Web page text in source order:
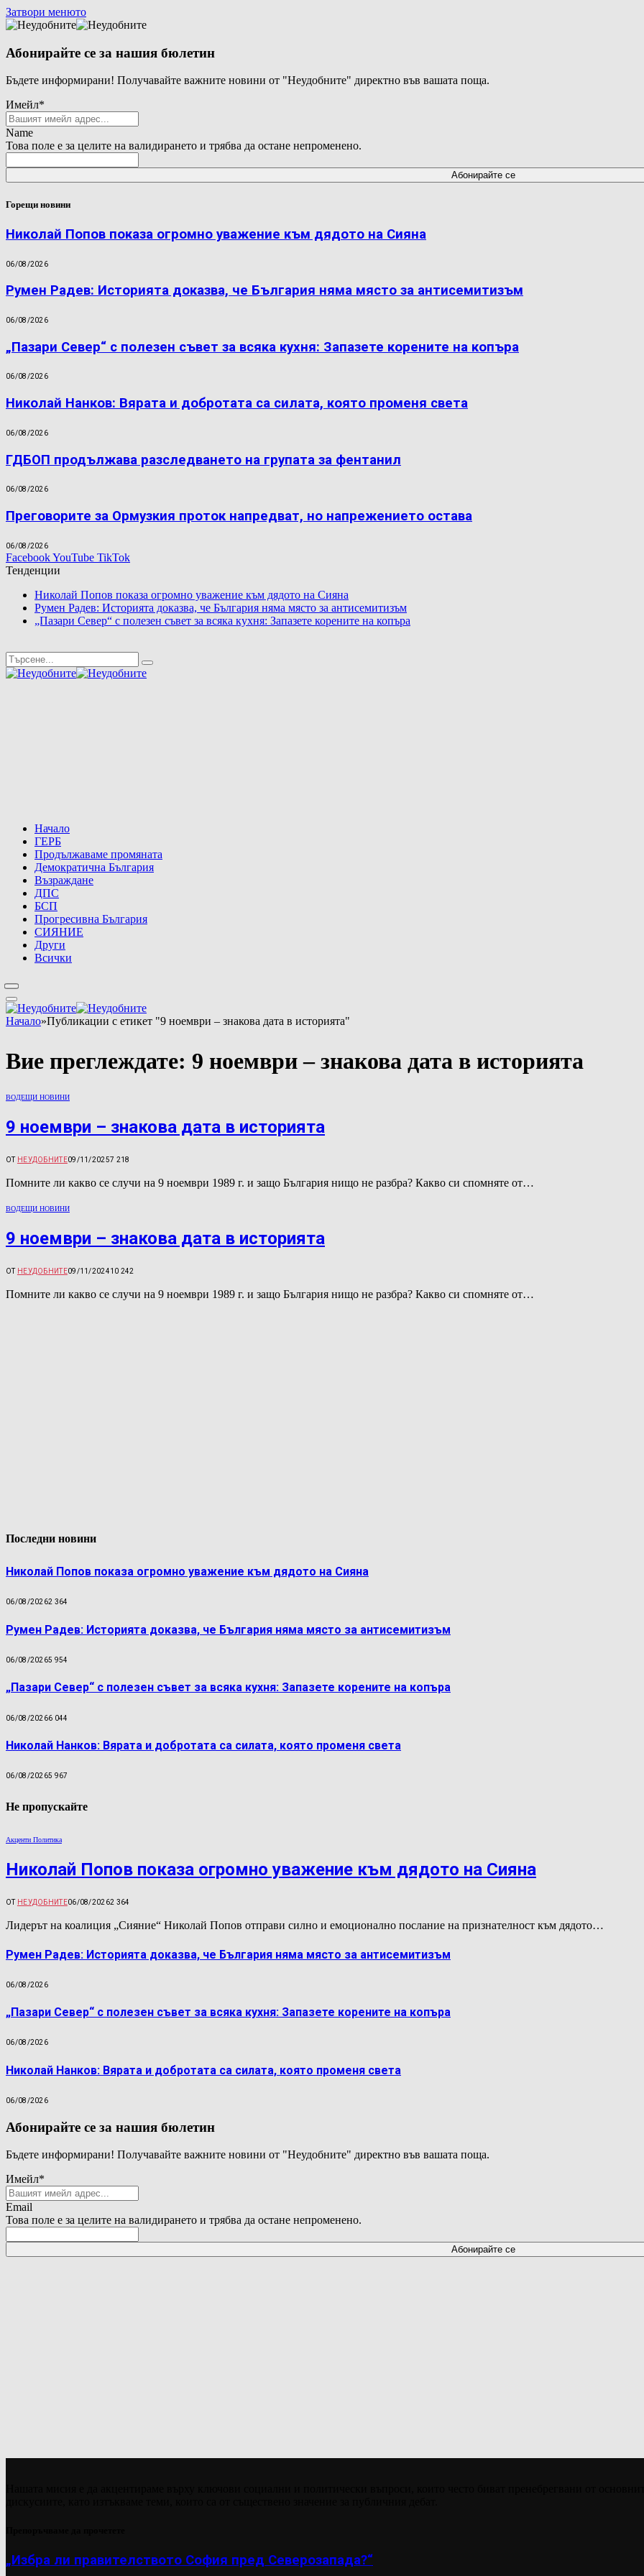
Затвори менюто
Абонирайте се за нашия бюлетин
Бъдете информирани! Получавайте важните новини от "Неудобните" директно във вашата поща.
Имейл*
Name
Това поле е за целите на валидирането и трябва да остане непроменено.
Горещи новини
Николай Попов показа огромно уважение към дядото на Сияна
06/08/2026
Румен Радев: Историята доказва, че България няма място за антисемитизъм
06/08/2026
„Пазари Север“ с полезен съвет за всяка кухня: Запазете корените на копъра
06/08/2026
Николай Нанков: Вярата и добротата са силата, която променя света
06/08/2026
ГДБОП продължава разследването на групата за фентанил
06/08/2026
Преговорите за Ормузкия проток напредват, но напрежението остава
06/08/2026
FacebookYouTube TikTok
Тенденции
Николай Попов показа огромно уважение към дядото на Сияна
Румен Радев: Историята доказва, че България няма място за антисемитизъм
„Пазари Север“ с полезен съвет за всяка кухня: Запазете корените на копъра
Начало
ГЕРБ
Продължаваме промяната
Демократична България
Възраждане
ДПС
БСП
Прогресивна България
СИЯНИЕ
Други
Всички
Начало»Публикации с етикет "9 ноември – знакова дата в историята"
Вие преглеждате: 9 ноември – знакова дата в историята
ВОДЕЩИ НОВИНИ
9 ноември – знакова дата в историята
ОТ НЕУДОБНИТЕ09/11/20257 218
Помните ли какво се случи на 9 ноември 1989 г. и защо България нищо не разбра? Какво си спомняте от…
ВОДЕЩИ НОВИНИ
9 ноември – знакова дата в историята
ОТ НЕУДОБНИТЕ09/11/202410 242
Помните ли какво се случи на 9 ноември 1989 г. и защо България нищо не разбра? Какво си спомняте от…
Последни новини
Николай Попов показа огромно уважение към дядото на Сияна
06/08/20262 364
Румен Радев: Историята доказва, че България няма място за антисемитизъм
06/08/20265 954
„Пазари Север“ с полезен съвет за всяка кухня: Запазете корените на копъра
06/08/20266 044
Николай Нанков: Вярата и добротата са силата, която променя света
06/08/20265 967
Не пропускайте
Акценти Политика
Николай Попов показа огромно уважение към дядото на Сияна
ОТ НЕУДОБНИТЕ06/08/20262 364
Лидерът на коалиция „Сияние“ Николай Попов отправи силно и емоционално послание на признателност към дядото…
Румен Радев: Историята доказва, че България няма място за антисемитизъм
06/08/2026
„Пазари Север“ с полезен съвет за всяка кухня: Запазете корените на копъра
06/08/2026
Николай Нанков: Вярата и добротата са силата, която променя света
06/08/2026
Абонирайте се за нашия бюлетин
Бъдете информирани! Получавайте важните новини от "Неудобните" директно във вашата поща.
Имейл*
Email
Това поле е за целите на валидирането и трябва да остане непроменено.
„Избра ли правителството София пред Северозапада?“